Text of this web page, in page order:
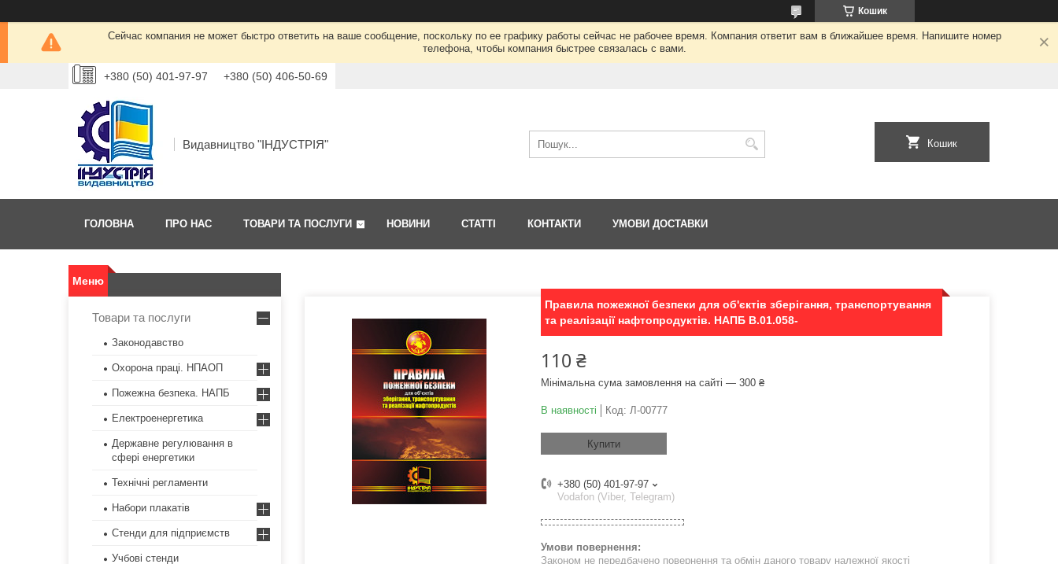
Кошик
Сейчас компания не может быстро ответить на ваше сообщение, поскольку по ее графику работы сейчас не рабочее время. Компания ответит вам в ближайшее время. Напишите номер
телефона, чтобы компания быстрее связалась с вами.
+380 (50) 401-97-97 +380 (50) 406-50-69
Видавництво "ІНДУСТРІЯ" Кошик
ГОЛОВНА ПРО НАС ТОВАРИ ТА ПОСЛУГИ НОВИНИ СТАТТІ КОНТАКТИ УМОВИ ДОСТАВКИ
Правила пожежної безпеки для об'єктів зберігання, транспортування
та реалізації нафтопродуктів. НАПБ В.01.058-
110 ₴
Мінімальна сума замовлення на сайті — 300 ₴
В наявності Код: Л-00777
Купити
+380 (50) 401-97-97
Vodafon (Viber, Telegram)
Законом не передбачено повернення та обмін даного товару належної якості
Товари та послуги
Законодавство
Охорона праці. НПАОП
Пожежна безпека. НАПБ
Електроенергетика
Державне регулювання в
сфері енергетики
Технічні регламенти
Набори плакатів
Стенди для підприємств
Учбові стенди